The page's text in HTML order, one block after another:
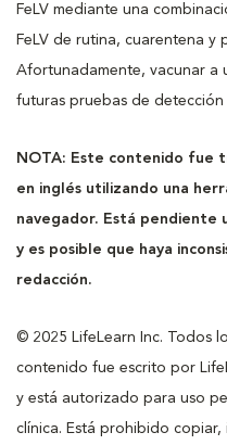
FeLV mediante una
FeLV de rutina, cuarentena y
Afortunadamente, vacunar a
futuras pruebas de detección
NOTA: Este contenido fue
en inglés utilizando una
navegador. Está pendiente
y es posible que haya
redacción.
© 2025 LifeLearn Inc. Todos
contenido fue escrito por
y está autorizado para uso
clínica. Está prohibido copiar,